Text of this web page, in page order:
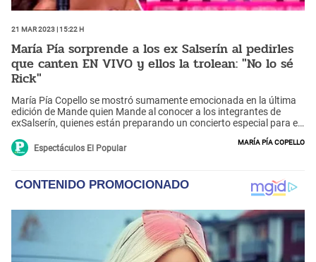
21 Mar 2023 | 15:22 h
María Pía sorprende a los ex Salserín al pedirles
que canten EN VIVO y ellos la trolean: "No lo sé
Rick"
María Pía Copello se mostró sumamente emocionada en la última
edición de Mande quien Mande al conocer a los integrantes de
exSalserín, quienes están preparando un concierto especial para el
próximo 23 de marzo. Sin embargo, los cantantes no imaginaron
que la conductora les pidiera que canten sus éxitos frente a
cámaras y luego de una broma deleitaron a todos con su voz.
Espectáculos El Popular
María Pía Copello